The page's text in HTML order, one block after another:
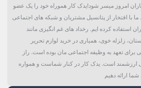
امروز میسر شود!یدک کار هموراه خود را یک عضو
ما با افتخار از پتانسیل مشتریان و شبکه های اجتماعی
استفاده کرده ایم. رخداد های غم انگیزی مانند
زلزله خوی، همیاری در خرید لوازم تحریر
تعهد به وظیفه اجتماعی مان بوده است. راز
ارزشمند است. یدک کار در کنار شماست و همواره
ارائه دهیم